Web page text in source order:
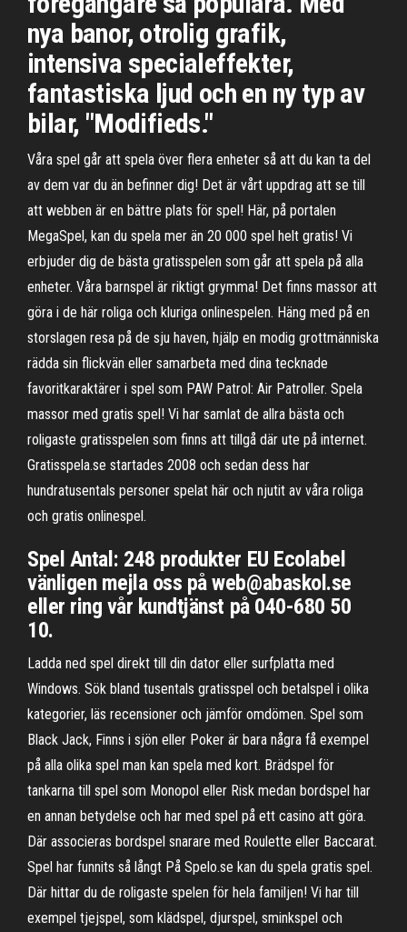
nya banor, otrolig grafik,
intensiva specialeffekter,
fantastiska ljud och en ny typ av
bilar, "Modifieds."
Våra spel går att spela över flera enheter så att du kan ta del
av dem var du än befinner dig! Det är vårt uppdrag att se till
att webben är en bättre plats för spel! Här, på portalen
MegaSpel, kan du spela mer än 20 000 spel helt gratis! Vi
erbjuder dig de bästa gratisspelen som går att spela på alla
enheter. Våra barnspel är riktigt grymma! Det finns massor att
göra i de här roliga och kluriga onlinespelen. Häng med på en
storslagen resa på de sju haven, hjälp en modig grottmänniska
rädda sin flickvän eller samarbeta med dina tecknade
favoritkaraktärer i spel som PAW Patrol: Air Patroller. Spela
massor med gratis spel! Vi har samlat de allra bästa och
roligaste gratisspelen som finns att tillgå där ute på internet.
Gratisspela.se startades 2008 och sedan dess har
hundratusentals personer spelat här och njutit av våra roliga
och gratis onlinespel.
Spel Antal: 248 produkter EU Ecolabel
vänligen mejla oss på web@abaskol.se
eller ring vår kundtjänst på 040-680 50
10.
Ladda ned spel direkt till din dator eller surfplatta med
Windows. Sök bland tusentals gratisspel och betalspel i olika
kategorier, läs recensioner och jämför omdömen. Spel som
Black Jack, Finns i sjön eller Poker är bara några få exempel
på alla olika spel man kan spela med kort. Brädspel för
tankarna till spel som Monopol eller Risk medan bordspel har
en annan betydelse och har med spel på ett casino att göra.
Där associeras bordspel snarare med Roulette eller Baccarat.
Spel har funnits så långt På Spelo.se kan du spela gratis spel.
Där hittar du de roligaste spelen för hela familjen! Vi har till
exempel tjejspel, som klädspel, djurspel, sminkspel och